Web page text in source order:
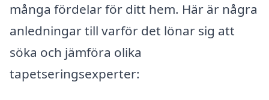
många fördelar för ditt hem. Här är några
anledningar till varför det lönar sig att
söka och jämföra olika
tapetseringsexperter: